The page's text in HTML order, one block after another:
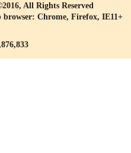
All Rights Reserved
Chrome, Firefox, IE11+